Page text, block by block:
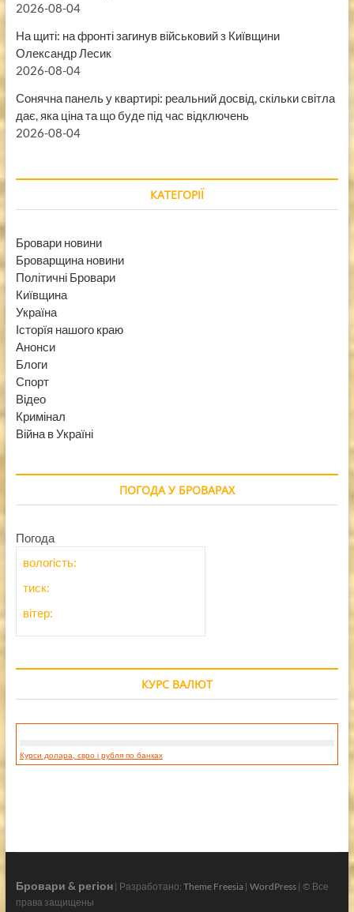
2026-08-04
На щиті: на фронті загинув військовий з Київщини
Олександр Лесик
2026-08-04
Сонячна панель у квартирі: реальний досвід, скільки світла
дає, яка ціна та що буде під час відключень
2026-08-04
КАТЕГОРІЇ
Бровари новини
Броварщина новини
Політичні Бровари
Київщина
Україна
Історїя нашого краю
Анонси
Блоги
Спорт
Відео
Кримінал
Війна в Україні
ПОГОДА У БРОВАРАХ
Погода
вологість:
тиск:
вітер:
КУРС ВАЛЮТ
Курси долара, євро і рубля по банках
Бровари & регіон| Разработано: Theme Freesia| WordPress| © Все
права защищены